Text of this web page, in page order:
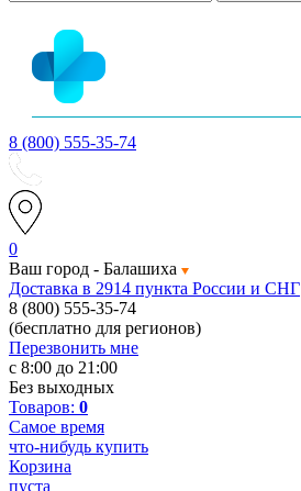
8 (800) 555-35-74
0
Ваш город - Балашиха
Доставка в 2914 пункта России и СНГ
8 (800) 555-35-74
(бесплатно для регионов)
Перезвонить мне
с 8:00 до 21:00
Без выходных
Товаров: 0
Самое время
что-нибудь купить
Корзина
пуста